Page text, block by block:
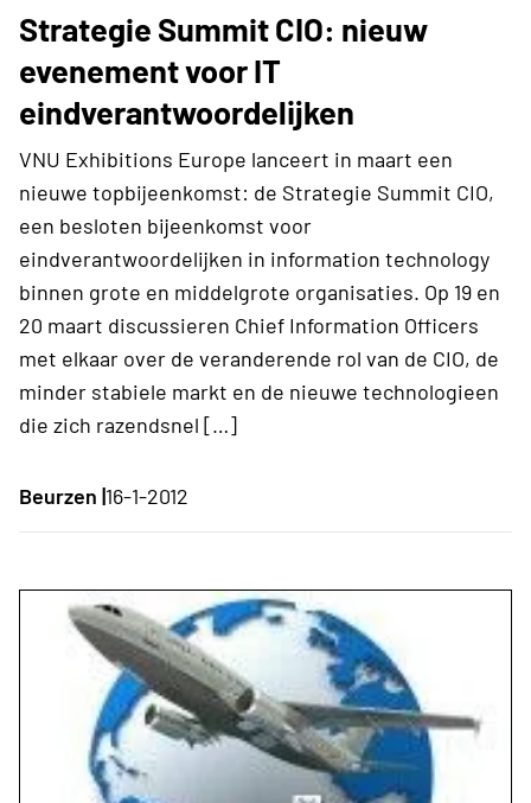
Strategie Summit CIO: nieuw
evenement voor IT
eindverantwoordelijken
VNU Exhibitions Europe lanceert in maart een
nieuwe topbijeenkomst: de Strategie Summit CIO,
een besloten bijeenkomst voor
eindverantwoordelijken in information technology
binnen grote en middelgrote organisaties. Op 19 en
20 maart discussieren Chief Information Officers
met elkaar over de veranderende rol van de CIO, de
minder stabiele markt en de nieuwe technologieen
die zich razendsnel […]
Beurzen |16-1-2012